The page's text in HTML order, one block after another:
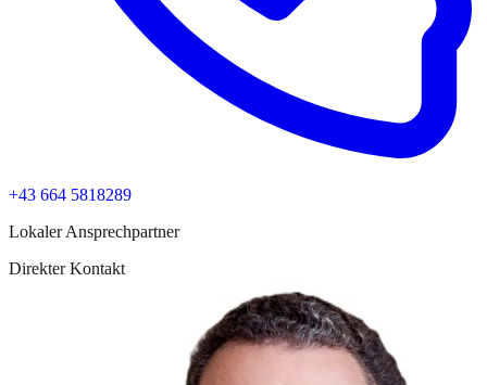
+43 664 5818289
Lokaler Ansprechpartner
Direkter Kontakt